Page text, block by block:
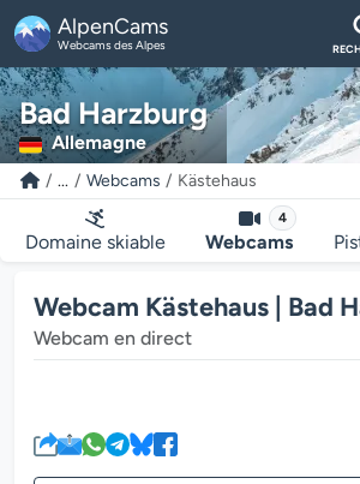
AlpenCams
Webcams des Alpes
Bad Harzburg
Allemagne
... Webcams Kästehaus
Domaine skiable
4
Webcams
Webcam Kästehaus | Bad
Webcam en direct